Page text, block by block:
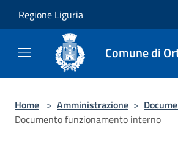
Regione Liguria
Comune di
Home > Amministrazione >
Documento funzionamento interno